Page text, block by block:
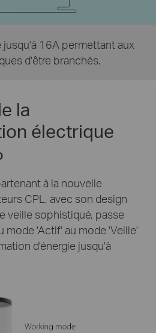
16A permettant aux
d'être branchés.
la
électrique
à la nouvelle
CPL, avec son design
veille sophistiqué, passe
mode 'Actif' au mode 'Veille'
d'énergie jusqu'à